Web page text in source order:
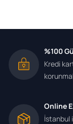
%100
Kredi
Online
İstanbul